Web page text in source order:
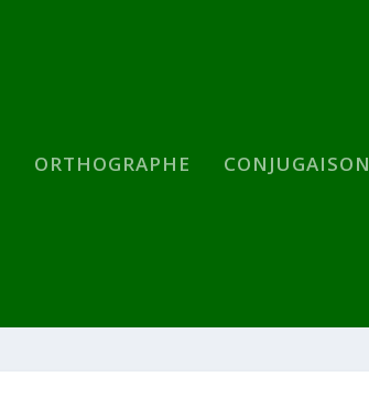
ORTHOGRAPHE CONJUGAISON